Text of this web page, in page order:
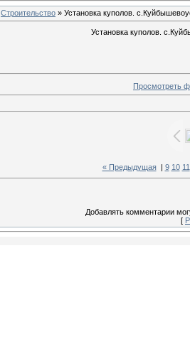
Строительство » Установка куполов.
Установка куполов.
Просмотреть
« Предыдущая| 9 10 11
Добавлять комментарии
[